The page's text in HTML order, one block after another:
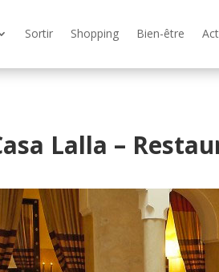
Sortir Shopping Bien-être
Lalla –